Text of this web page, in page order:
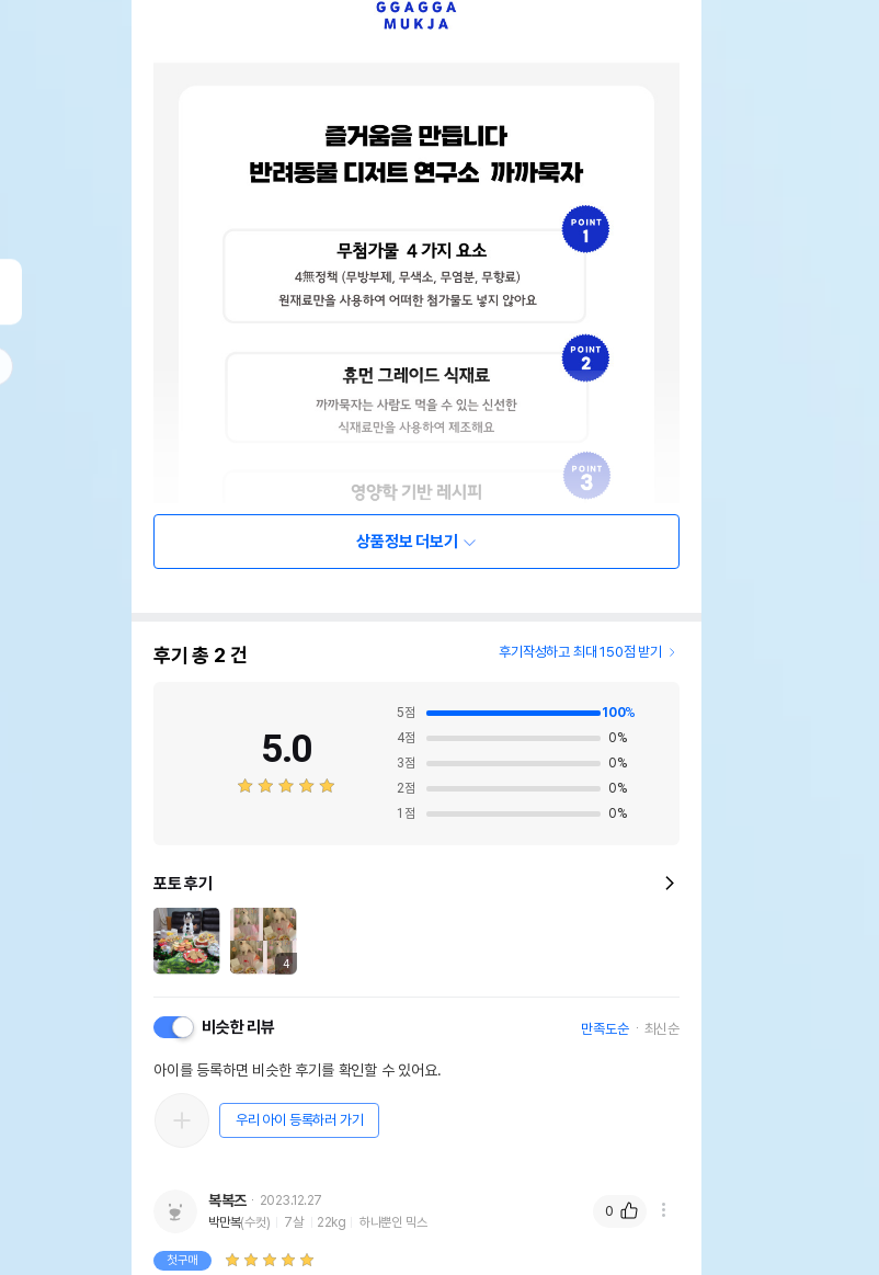
상품정보 더보기
후기 총 2 건 후기작성하고 최대 150점 받기
5.0
5점 100%
4점 0%
3점 0%
2점 0%
1 점 0%
포토 후기
4
비슷한 리뷰 만족도순 최신순
아이를 등록하면 비슷한 후기를 확인할 수 있어요.
우리 아이 등록하러 가기
복복즈
2023.12.27
박만복(수컷) 7살 22kg 하나뿐인 믹스
첫구매
0